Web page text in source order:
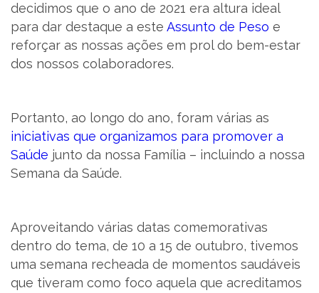
LIVRO DE RECLAMAÇÕES
decidimos que o ano de 2021 era altura ideal
para dar destaque a este Assunto de Peso e
reforçar as nossas ações em prol do bem-estar
dos nossos colaboradores.
Portanto, ao longo do ano, foram várias as
iniciativas que organizamos para promover a
Saúde junto da nossa Família – incluindo a nossa
Semana da Saúde.
Aproveitando várias datas comemorativas
dentro do tema, de 10 a 15 de outubro, tivemos
uma semana recheada de momentos saudáveis
que tiveram como foco aquela que acreditamos